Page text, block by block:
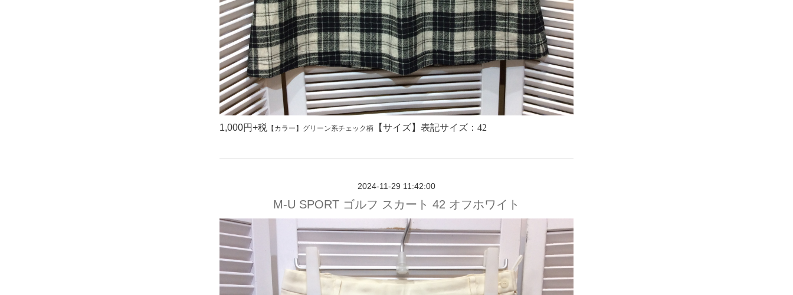
1,000円+税 【カラー】グリーン系チェック柄 【サイズ】表記サイズ ：42
2024-11-29 11:42:00
M-U SPORT ゴルフ スカート 42 オフホワイト